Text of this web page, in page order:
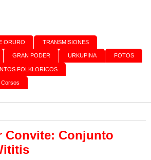
ORURO TRANSMISIONES
GRAN PODER URKUPINA FOTOS
FOLKLORICOS
Corsos
Convite: Conjunto